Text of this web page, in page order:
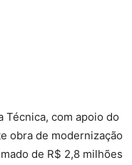
com apoio do
obra de modernização
de R$ 2,8 milhões